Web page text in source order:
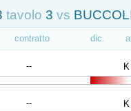
tavolo 3 vs
contratto dic.
-- K
-- K